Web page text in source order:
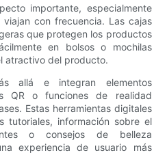
importante, especialmente
con frecuencia. Las cajas
que protegen los productos
en bolsos o mochilas
atractivo del producto.
allá e integran elementos
QR o funciones de realidad
Estas herramientas digitales
tutoriales, información sobre el
o consejos de belleza
experiencia de usuario más